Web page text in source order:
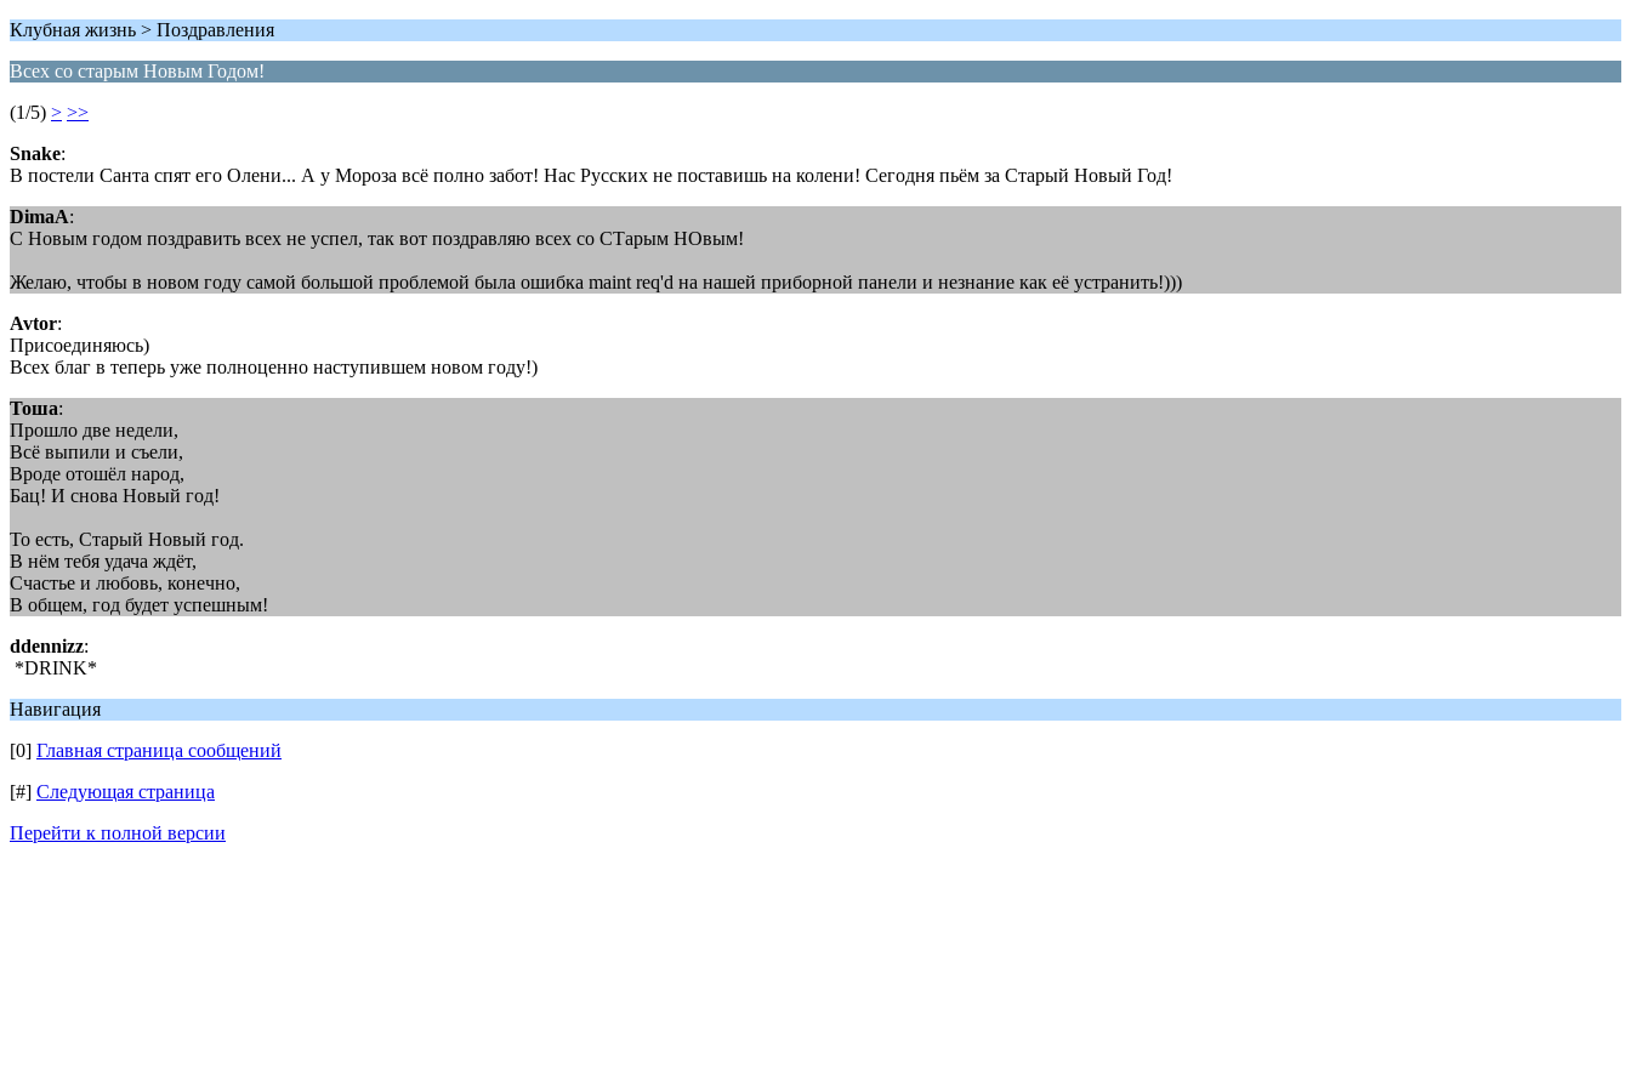
Клубная жизнь > Поздравления
Всех со старым Новым Годом!
(1/5) > >>
Snake:
В постели Санта спят его Олени... А у Мороза всё полно забот! Нас Русских не поставишь на колени! Сегодня пьём за Старый Новый Год!
DimaA:
C Новым годом поздравить всех не успел, так вот поздравляю всех со СТарым НОвым!
Желаю, чтобы в новом году самой большой проблемой была ошибка maint req'd на нашей приборной панели и незнание как её устранить!)))
Avtor:
Присоединяюсь)
Всех благ в теперь уже полноценно наступившем новом году!)
Тоша:
Прошло две недели,
Всё выпили и съели,
Вроде отошёл народ,
Бац! И снова Новый год!
То есть, Старый Новый год.
В нём тебя удача ждёт,
Счастье и любовь, конечно,
В общем, год будет успешным!
ddennizz:
*DRINK*
Навигация
[0] Главная страница сообщений
[#] Следующая страница
Перейти к полной версии